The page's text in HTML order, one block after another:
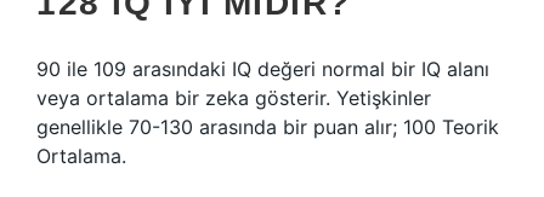
90 ile 109 arasındaki IQ değeri normal bir IQ alanı
veya ortalama bir zeka gösterir. Yetişkinler
genellikle 70-130 arasında bir puan alır; 100 Teorik
Ortalama.